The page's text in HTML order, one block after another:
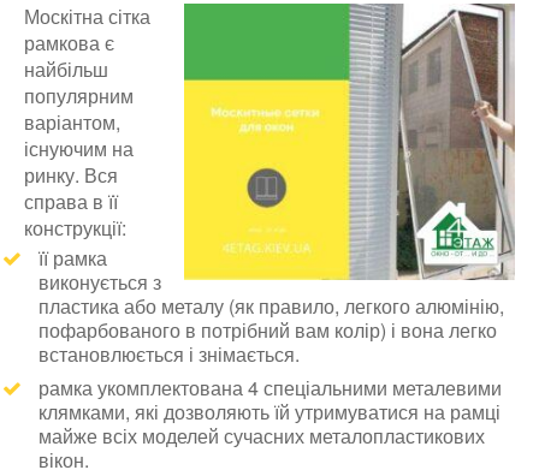
Москітна сітка
рамкова є
найбільш
популярним
варіантом,
існуючим на
ринку. Вся
справа в її
конструкції:
її рамка
виконується з
пластика або металу (як правило, легкого алюмінію,
пофарбованого в потрібний вам колір) і вона легко
встановлюється і знімається.
рамка укомплектована 4 спеціальними металевими
клямками, які дозволяють їй утримуватися на рамці
майже всіх моделей сучасних металопластикових
вікон.